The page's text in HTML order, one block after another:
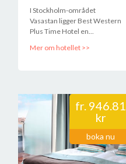
Studio 1 persI Stockholm-området
Vasastan ligger Best Western
Plus Time Hotel en...
Mer om hotellet >>
fr. 946.81
kr
boka nu